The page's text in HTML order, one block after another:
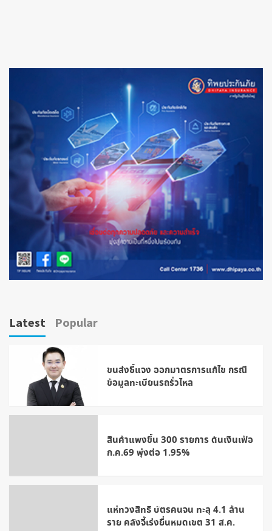
Latest Popular
ขนส่งชี้แจง ออกมาตรการแก้ไข กรณี
ข้อมูลทะเบียนรถรั่วไหล
สินค้าแพงขึ้น 300 รายการ ดันเงินเฟ้อ
ก.ค.69 พุ่งต่อ 1.95%
แห่ทวงสิทธิ บัตรคนจน ทะลุ 4.1 ล้าน
ราย คลังจี้เร่งยื่นหมดเขต 31 ส.ค.